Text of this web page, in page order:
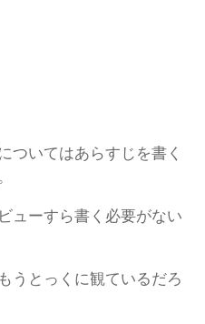
ついてはあらすじを書く
ューすら書く必要がない
うとっくに観ているだろ